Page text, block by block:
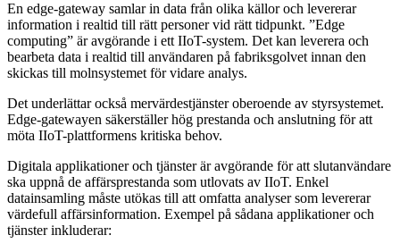
En edge-gateway samlar in data från olika källor och levererar
information i realtid till rätt personer vid rätt tidpunkt. ”Edge
computing” är avgörande i ett IIoT-system. Det kan leverera och
bearbeta data i realtid till användaren på fabriksgolvet innan den
skickas till molnsystemet för vidare analys.
Det underlättar också mervärdestjänster oberoende av styrsystemet.
Edge-gatewayen säkerställer hög prestanda och anslutning för att
möta IIoT-plattformens kritiska behov.
Digitala applikationer och tjänster är avgörande för att slutanvändare
ska uppnå de affärsprestanda som utlovats av IIoT. Enkel
datainsamling måste utökas till att omfatta analyser som levererar
värdefull affärsinformation. Exempel på sådana applikationer och
tjänster inkluderar: